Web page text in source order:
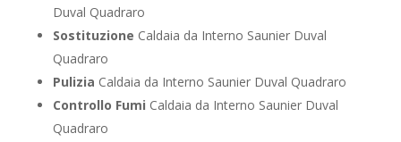
Duval Quadraro
Sostituzione Caldaia da Interno Saunier Duval
Quadraro
Pulizia Caldaia da Interno Saunier Duval Quadraro
Controllo Fumi Caldaia da Interno Saunier Duval
Quadraro